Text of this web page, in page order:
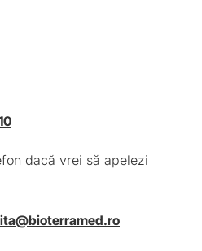
dacă vrei să apelezi